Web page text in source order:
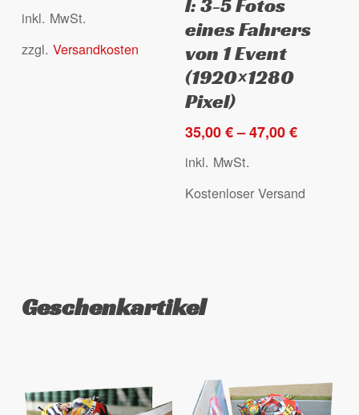
Varianten
auf.
inkl. MwSt.
zzgl. Versandkosten
mehrere
Varianten
auf.
Die
Optionen
auf
der
Produktseite
l: 3-5 Fotos
eines Fahrers
von 1 Event
(1920×1280
Pixel)
35,00€–47,00€
inkl. MwSt.
Kostenloser Versand
Geschenkartikel